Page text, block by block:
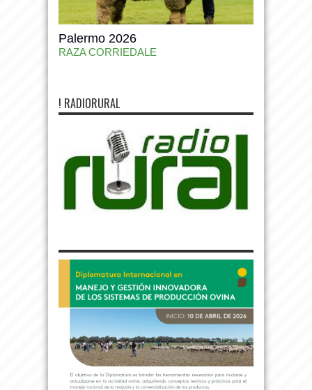
Palermo 2026
RAZA CORRIEDALE
! RADIORURAL